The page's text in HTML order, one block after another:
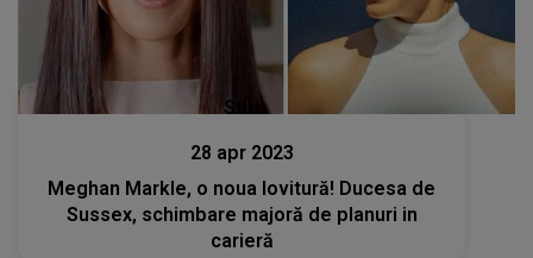
Stiri
28 apr 2023
Meghan Markle, o noua lovitură! Ducesa de
Sussex, schimbare majoră de planuri in
carieră